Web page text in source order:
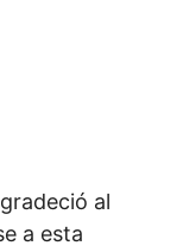
al
a esta